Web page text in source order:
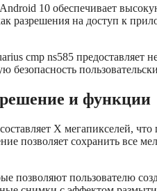
10 обеспечивает
разрешения на доступ к
cmp ns585 предоставляет
безопасность
и функции
X мегапикселей, что
позволяет сохранить все
позволяют пользователю